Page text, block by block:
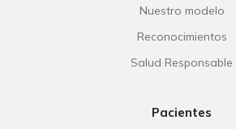
Nuestro modelo
Reconocimientos
Salud Responsable
Pacientes